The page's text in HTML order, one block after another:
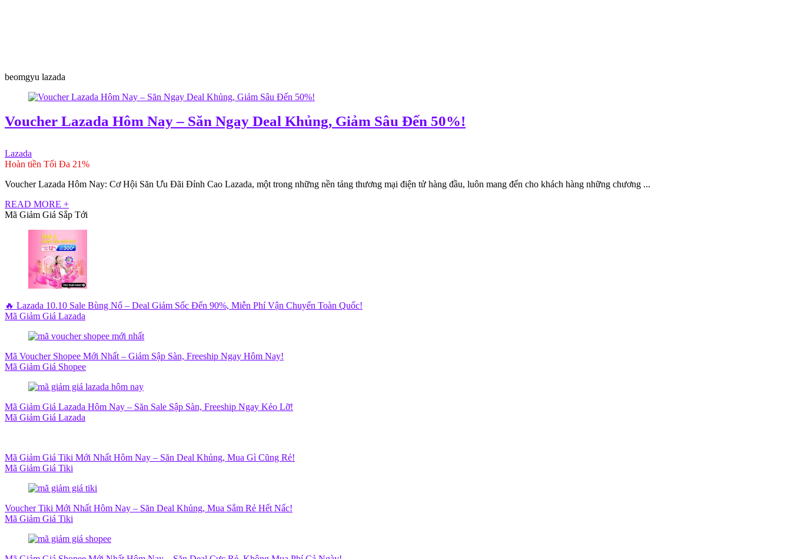
beomgyu lazada
Voucher Lazada Hôm Nay – Săn Ngay Deal Khủng, Giảm Sâu Đến 50%!
Lazada
Hoàn tiền Tối Đa 21%
Voucher Lazada Hôm Nay: Cơ Hội Săn Ưu Đãi Đỉnh Cao Lazada, một trong những nền tảng thương mại điện tử hàng đầu, luôn mang đến cho khách hàng những chương ...
READ MORE +
Mã Giảm Giá Sắp Tới
🔥 Lazada 10.10 Sale Bùng Nổ – Deal Giảm Sốc Đến 90%, Miễn Phí Vận Chuyển Toàn Quốc!
Mã Giảm Giá Lazada
Mã Voucher Shopee Mới Nhất – Giảm Sập Sàn, Freeship Ngay Hôm Nay!
Mã Giảm Giá Shopee
Mã Giảm Giá Lazada Hôm Nay – Săn Sale Sập Sàn, Freeship Ngay Kẻo Lỡ!
Mã Giảm Giá Lazada
Mã Giảm Giá Tiki Mới Nhất Hôm Nay – Săn Deal Khủng, Mua Gì Cũng Rẻ!
Mã Giảm Giá Tiki
Voucher Tiki Mới Nhất Hôm Nay – Săn Deal Khủng, Mua Sắm Rẻ Hết Nấc!
Mã Giảm Giá Tiki